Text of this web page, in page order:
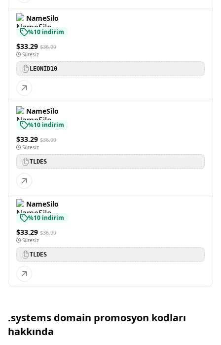
NameSilo
%10 indirim
$33.29 $36.99
Süresiz
LEONID10
NameSilo
%10 indirim
$33.29 $36.99
Süresiz
TLDES
NameSilo
%10 indirim
$33.29 $36.99
Süresiz
TLDES
.systems domain promosyon kodları
hakkında